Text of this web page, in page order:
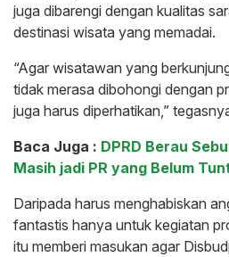
juga dibarengi dengan kualitas
destinasi wisata yang memadai.
“Agar wisatawan yang
tidak merasa dibohongi dengan
juga harus diperhatikan,”
Baca Juga : DPRD Berau
Masih jadi PR yang Belum
Daripada harus menghabiskan
fantastis hanya untuk kegiatan
itu memberi masukan agar